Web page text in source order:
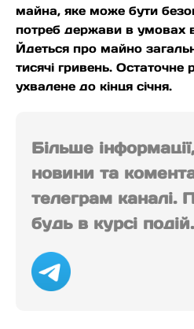
майна, яке може бути
потреб держави в умовах
Йдеться про майно
тисячі гривень. Остаточне
ухвалене до кінця січня.
Більше
новини та
телеграм каналі.
будь в курсі подій.